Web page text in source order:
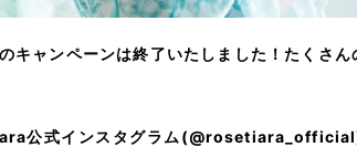
キャンペーンは終了いたしました！たくさ
公式インスタグラム